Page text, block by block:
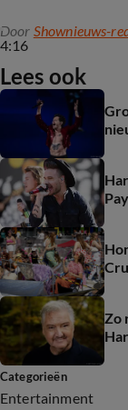
4:16
Door Shownieuws-
Lees ook
Zo
Categorieën
Entertainment